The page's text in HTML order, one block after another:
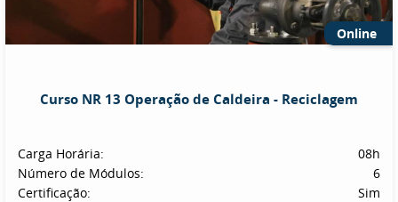
Online
Curso NR 13 Operação de Caldeira - Reciclagem
Carga Horária:
08h
Número de Módulos:
6
Certificação:
Sim